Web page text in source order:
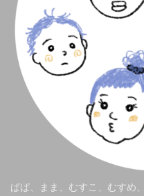
ぱぱ、まま、むすこ、むすめ